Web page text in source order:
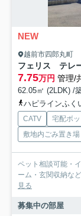
NEW
越前市四郎丸町
フェリス テレ
7.75万円 管理/
62.05㎡ (2LDK) /
ハピラインふく
CATV 宅配ボ
敷地内ごみ置き場
ペット相談可能・
ーム・玄関収納な
見る
募集中の部屋